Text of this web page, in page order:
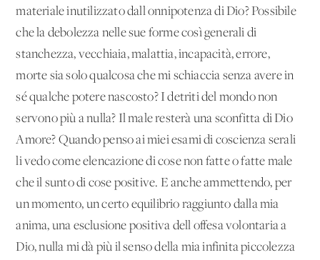
materiale inutilizzato dall'onnipotenza di Dio? Possibile
che la debolezza nelle sue forme così generali di
stanchezza, vecchiaia, malattia, incapacità, errore,
morte sia solo qualcosa che mi schiaccia senza avere in
sé qualche potere nascosto? I detriti del mondo non
servono più a nulla? Il male resterà una sconfitta di Dio
Amore? Quando penso ai miei esami di coscienza serali
li vedo come elencazione di cose non fatte o fatte male
che il sunto di cose positive. E anche ammettendo, per
un momento, un certo equilibrio raggiunto dalla mia
anima, una esclusione positiva dell'offesa volontaria a
Dio, nulla mi dà più il senso della mia infinita piccolezza